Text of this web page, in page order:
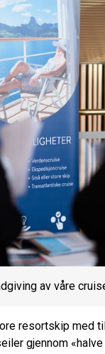
av våre
resortskip med
gjennom